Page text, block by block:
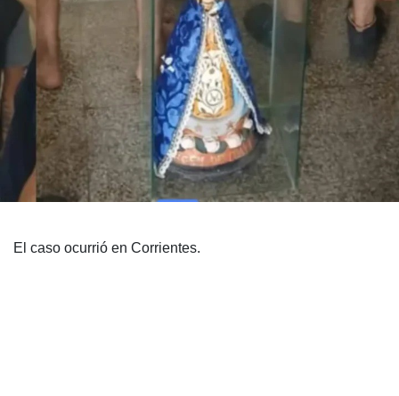
El caso ocurrió en Corrientes.